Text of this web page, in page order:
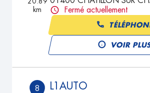
km
Fermé actuellement
VOIR
8 L1AUTO